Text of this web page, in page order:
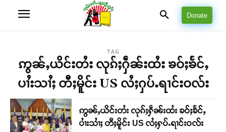
Donate
TAG
ဢွၼ်ႇယိင်းတႆး လုၵ်ႈႁဵၼ်းထႆး ၶဝ်ႈၶႅင်ႇ
ပၢႆးသၢႆႈ တီႈမိူင်း US လႆႈႁပ်ႉရၢင်းဝလ်း
ဢွၼ်ႇယိင်းတႆး လုၵ်ႈႁဵၼ်းထႆး ၶဝ်ႈၶႅင်ႇ
ပၢႆးသၢႆႈ တီႈမိူင်း US လႆႈႁပ်ႉရၢင်းဝလ်း